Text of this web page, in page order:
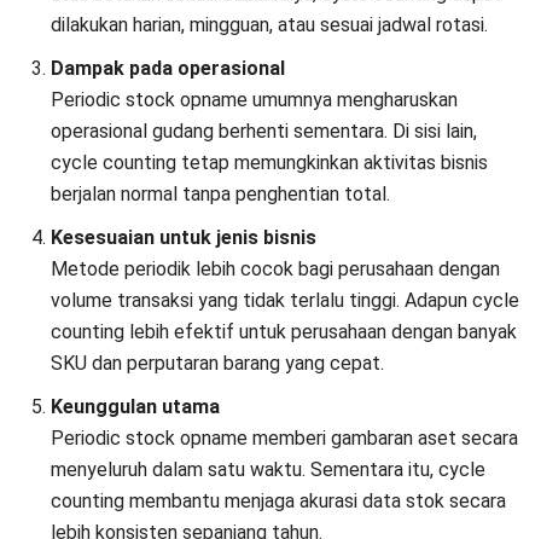
Daftar Sekarang dan Jadwalkan
Demo Software HashMicro Secara
Gratis!
Banyak pembahasan stock opname hanya menjelaskan
tanpa membantu menentukan metode mana yang paling
sesuai dengan kondisi gudang. Padahal, faktor seperti
jumlah SKU, kecepatan pergerakan barang, dan intensitas
transaksi sangat memengaruhi efektivitas metode yang
Anda terapkan.
Sebagai contoh, sebuah perusahaan distribusi FMCG
nasional mengelola gudang pusat dengan lebih dari 8.000
SKU dan volume transaksi harian yang tinggi. Selama
bertahun-tahun, perusahaan ini mengandalkan periodic
counting bulanan sebagai metode utama stock opname.
Dalam praktiknya, proses tersebut sering mengganggu
operasional gudang dan selisih stok baru teridentifikasi pada
akhir bulan. Akibatnya, akar masalah sering sulit ditelusuri